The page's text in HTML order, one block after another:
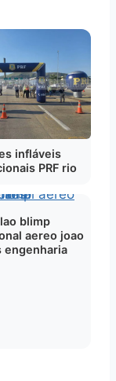
infláveis
PRF rio
blimp
aereo joao
engenharia